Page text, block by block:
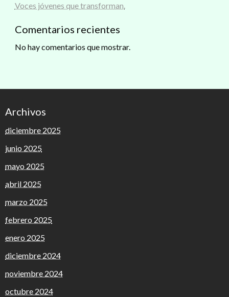
Voces jóvenes que transforman.
Comentarios recientes
No hay comentarios que mostrar.
Archivos
diciembre 2025
junio 2025
mayo 2025
abril 2025
marzo 2025
febrero 2025
enero 2025
diciembre 2024
noviembre 2024
octubre 2024